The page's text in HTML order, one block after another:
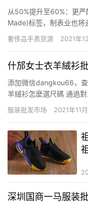
从50%提升至60%：更
Made)标签，制表业也将
零件必须有60%在瑞士本
奢侈品手表货源 2021年
什邡女士衣羊絨衫
添加微信dangkou66，
羊絨衫怎麼選尺碼 通過
裝羊絨衫常用尺碼有： 1
服装批发市场 2021年11
深圳国商一马服装